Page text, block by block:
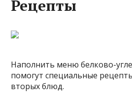
Рецепты
Наполнить меню белково-
помогут специальные
вторых блюд.